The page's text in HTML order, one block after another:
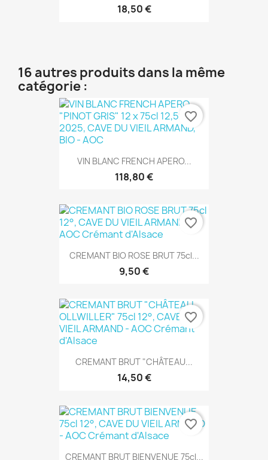
18,50 €
16 autres produits dans la même
catégorie :
VIN BLANC FRENCH APERO...
118,80 €
favorite_border
CREMANT BIO ROSE BRUT 75cl...
9,50 €
favorite_border
CREMANT BRUT "CHÂTEAU...
14,50 €
favorite_border
CREMANT BRUT BIENVENUE 75cl...
favorite_border